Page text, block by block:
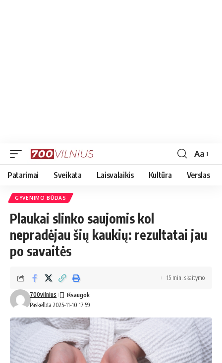
Font
Resizer
Aa
Patarimai Sveikata Laisvalaikis Kultūra Verslas
GYVENIMO BŪDAS
Plaukai slinko saujomis kol
nepradėjau šių kaukių: rezultatai jau
po savaitės
Paskelbta 2025-11-10 17:59
700vilnius
15 min. skaitymo